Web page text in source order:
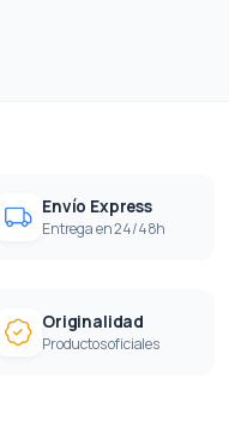
Envío Express
Entrega en 24/48h
Originalidad
Productos oficiales